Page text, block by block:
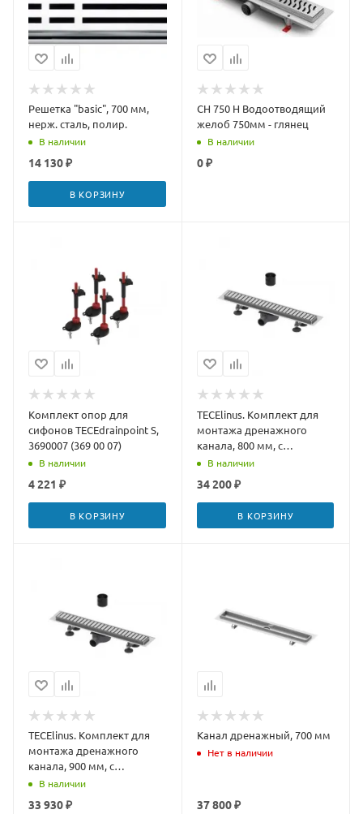
Решетка "basic", 700 мм,
нерж. сталь, полир.
В наличии
14 130 ₽
В КОРЗИНУ
CH 750 H Водоотводящий
желоб 750мм - глянец
В наличии
0 ₽
Комплект опор для
сифонов TECEdrainpoint S,
3690007 (369 00 07)
В наличии
4 221 ₽
В КОРЗИНУ
TECElinus. Комплект для
монтажа дренажного
канала, 800 мм, с
решеткой straight,
В наличии
34 200 ₽
В КОРЗИНУ
TECElinus. Комплект для
монтажа дренажного
канала, 900 мм, с
решеткой straight,
В наличии
33 930 ₽
Канал дренажный, 700 мм
Нет в наличии
37 800 ₽